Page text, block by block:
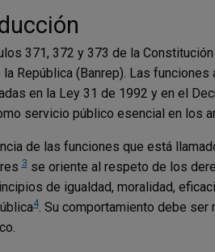
371, 372 y 373 de la
la República (Banrep). Las
en la Ley 31 de 1992 y en el
servicio público esencial en los
de las funciones que está
3se oriente al respeto de los
de igualdad, moralidad,
4. Su comportamiento debe